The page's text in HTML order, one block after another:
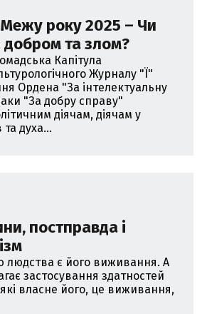
року 2025 – Чи
та злом?
Капітула
Журналу "Ї"
Ордена "За інтелектуальну
"За добру справу"
діячам, діячам у
духа...
постправда і
є його виживання. А
застосування здатностей
які власне його, це виживання,